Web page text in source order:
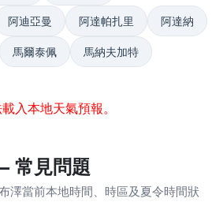
阿迪亞曼 阿達帕扎里 阿達納
馬爾泰佩 馬納夫加特
入本地天氣預報。
常見問題
澤當前本地時間、時區及夏令時間狀